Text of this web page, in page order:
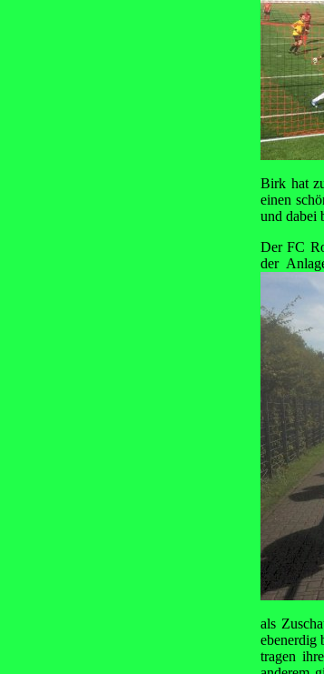
Birk hat
einen
und dabei
Der FC
der
als
ebenerdig
tragen